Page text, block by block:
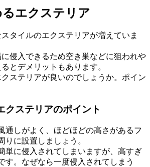
るエクステリア
タイルのエクステリアが増えていま
侵入できるため空き巣などに狙われや
とデメリットもあります。
ステリアが良いのでしょうか。ポイン
クステリアのポイント
通しがよく、ほどほどの高さがあるフ
りに設置しましょう。
単に侵入されてしまいますが、高すぎ
す。なぜなら一度侵入されてしまう